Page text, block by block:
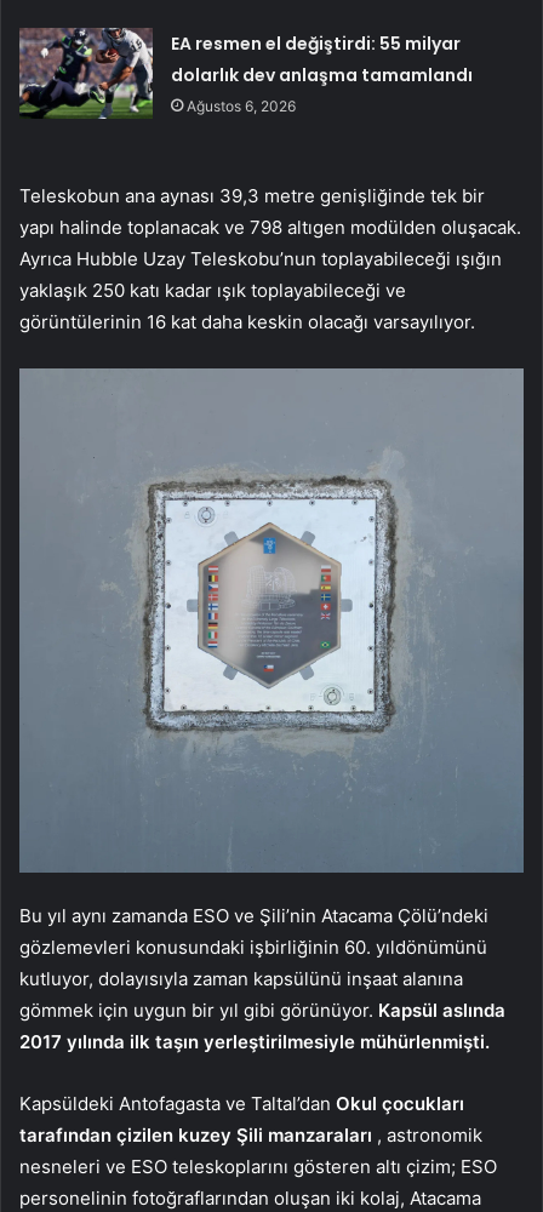
EA resmen el değiştirdi: 55 milyar
dolarlık dev anlaşma tamamlandı
Ağustos 6, 2026
Teleskobun ana aynası 39,3 metre genişliğinde tek bir
yapı halinde toplanacak ve 798 altıgen modülden oluşacak.
Ayrıca Hubble Uzay Teleskobu’nun toplayabileceği ışığın
yaklaşık 250 katı kadar ışık toplayabileceği ve
görüntülerinin 16 kat daha keskin olacağı varsayılıyor.
Bu yıl aynı zamanda ESO ve Şili’nin Atacama Çölü’ndeki
gözlemevleri konusundaki işbirliğinin 60. yıldönümünü
kutluyor, dolayısıyla zaman kapsülünü inşaat alanına
gömmek için uygun bir yıl gibi görünüyor. Kapsül aslında
2017 yılında ilk taşın yerleştirilmesiyle mühürlenmişti.
Kapsüldeki Antofagasta ve Taltal’dan Okul çocukları
tarafından çizilen kuzey Şili manzaraları , astronomik
nesneleri ve ESO teleskoplarını gösteren altı çizim; ESO
personelinin fotoğraflarından oluşan iki kolaj, Atacama